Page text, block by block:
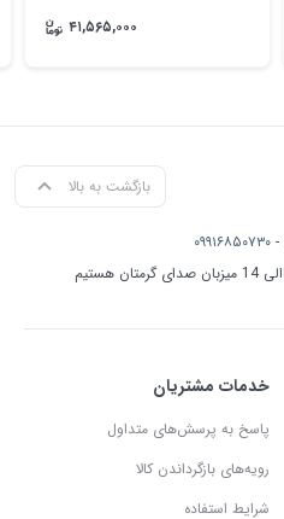
۴۱,۵۶۵,۰۰۰
بازگشت به بالا
- ۰۹۹۱۶۸۵۰۷۳۰
خدمات مشتریان
پاسخ به پرسش‌های متداول
رویه‌های بازگرداندن کالا
شرایط استفاده